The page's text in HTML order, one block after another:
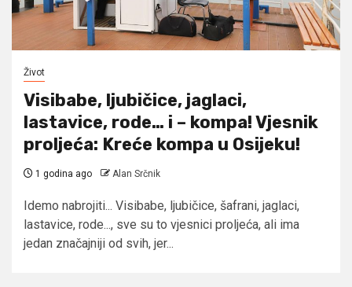
Život
Visibabe, ljubičice, jaglaci,
lastavice, rode… i – kompa! Vjesnik
proljeća: Kreće kompa u Osijeku!
1 godina ago Alan Srčnik
Idemo nabrojiti... Visibabe, ljubičice, šafrani, jaglaci,
lastavice, rode..., sve su to vjesnici proljeća, ali ima
jedan značajniji od svih, jer...